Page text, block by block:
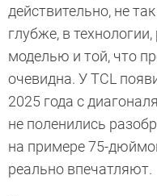
действительно, не
глубже, в
моделью и той, что
очевидна. У TCL
2025 года с
не поленились
на примере 75-
реально впечатляют.